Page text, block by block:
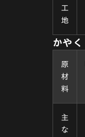
工
地
かやく
原
材
料
主
な